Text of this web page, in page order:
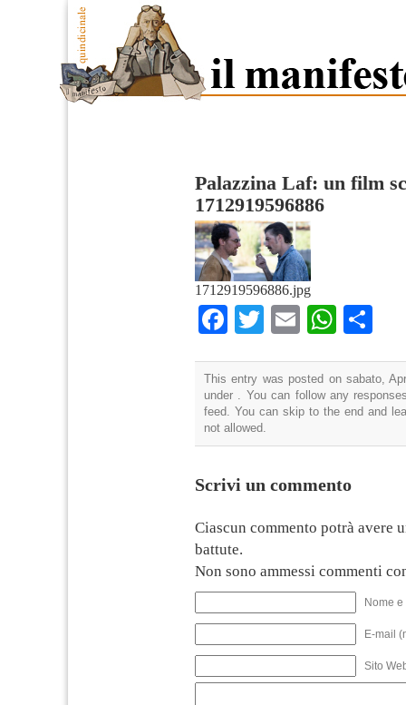
Palazzina Laf: un film
1712919596886
1712919596886.jpg
Facebook
TwitterEmail
This entry was posted on sabato,
under . You can follow any
feed. You can skip to the end and
not allowed.
Scrivi un commento
Ciascun commento potrà avere
battute.
Non sono ammessi commenti
Nome
E-mail
Sito